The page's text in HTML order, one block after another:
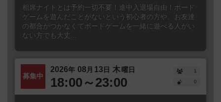
相席ナイトとは予約一切不要！途中入退場自由！ボード
ゲームを遊んだことがないという初心者の方や、お友達
の都合がつかなくてボードゲームを一緒に遊べる人がい
ない方でも大丈...
募集中
2026年 08 月 13日 木曜日
18:00～23:00
1
0